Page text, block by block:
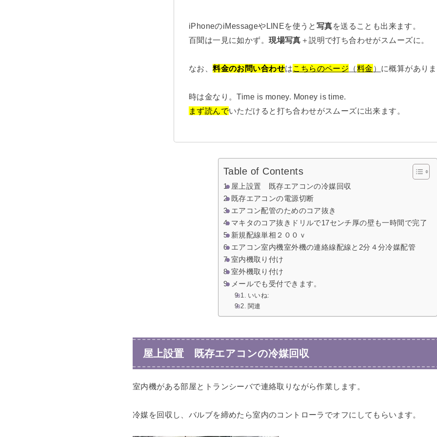
iPhoneのiMessageやLINEを使うと 写真を送ることも出来ます。
百聞は一見に如かず。現場写真 ＋説明で打ち合わせがスムーズに。
なお、料金のお問い合わせはこちらのページ （料金 ） に概算があり
時は金なり。Time is money. Money is time.
まず読んでいただけると打ち合わせがスムーズに出来ます。
Table of Contents
屋上設置 既存エアコンの冷媒回収
既存エアコンの電源切断
エアコン配管のためのコア抜き
マキタのコア抜きドリルで17センチ厚の壁も一時間で完了
新規配線単相２００ｖ
エアコン室内機室外機の連絡線配線と2分４分冷媒配管
室内機取り付け
室外機取り付け
メールでも受付できます。
いいね:
関連
屋上設置 既存エアコンの冷媒回収
室内機がある部屋とトランシーバで連絡取りながら作業します。
冷媒を回収し、バルブを締めたら室内のコントローラでオフにしてもらいます。